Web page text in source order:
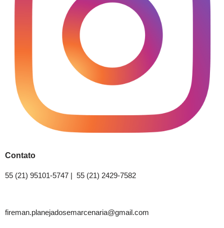
Contato
55 (21) 95101-5747 | 55 (21) 2429-7582
fireman.planejadosemarcenaria@gmail.com